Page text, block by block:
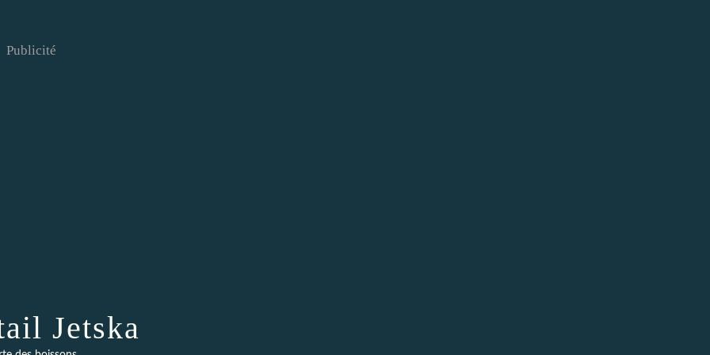
Publicité
Jetska